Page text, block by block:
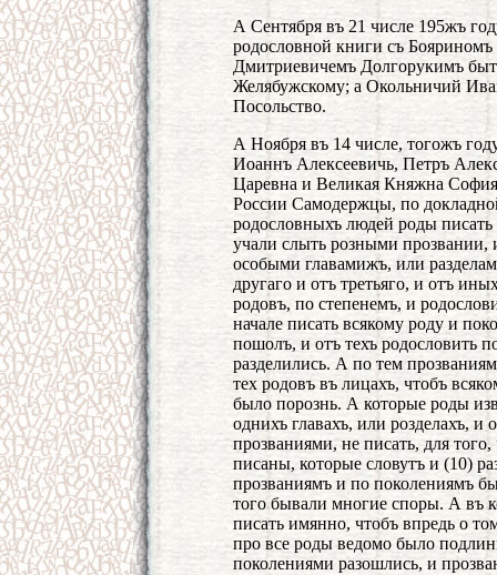
А Сентября въ 21 числе 195жъ
родословной книги съ
Дмитриевичемъ Долгорукимъ
Желябужскому; а Окольничий
Посольство.
А Ноября въ 14 числе, тогожъ
Иоаннъ Алексеевичь, Петръ
Царевна и Великая Княжна
России Самодержцы, по
родословныхъ людей роды
учали слыть розными прозвании,
особыми главамижъ, или
другаго и отъ третьяго, и отъ
родовъ, по степенемъ, и
начале писать всякому роду и
пошолъ, и отъ техъ родословить
разделились. А по тем
тех родовъ въ лицахъ, чтобъ
было порознь. А которые роды
однихъ главахъ, или розделахъ,
прозваниями, не писать, для
писаны, которые словутъ и (10)
прозваниямъ и по поколениямъ
того бывали многие споры. А въ
писать имянно, чтобъ впредь о
про все роды ведомо было
поколениями разошлись, и